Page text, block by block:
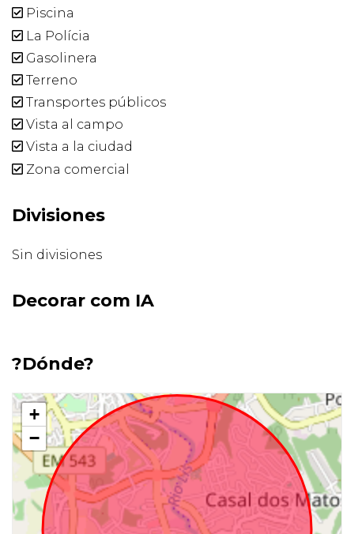
Piscina
La Polícia
Gasolinera
Terreno
Transportes públicos
Vista al campo
Vista a la ciudad
Zona comercial
Divisiones
Sin divisiones
Decorar com IA
?Dónde?
+
−